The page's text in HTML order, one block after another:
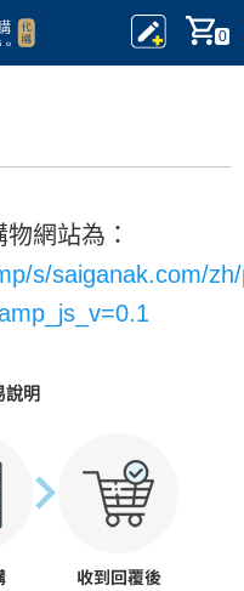
0
網站為：
s/saiganak.com/
說明